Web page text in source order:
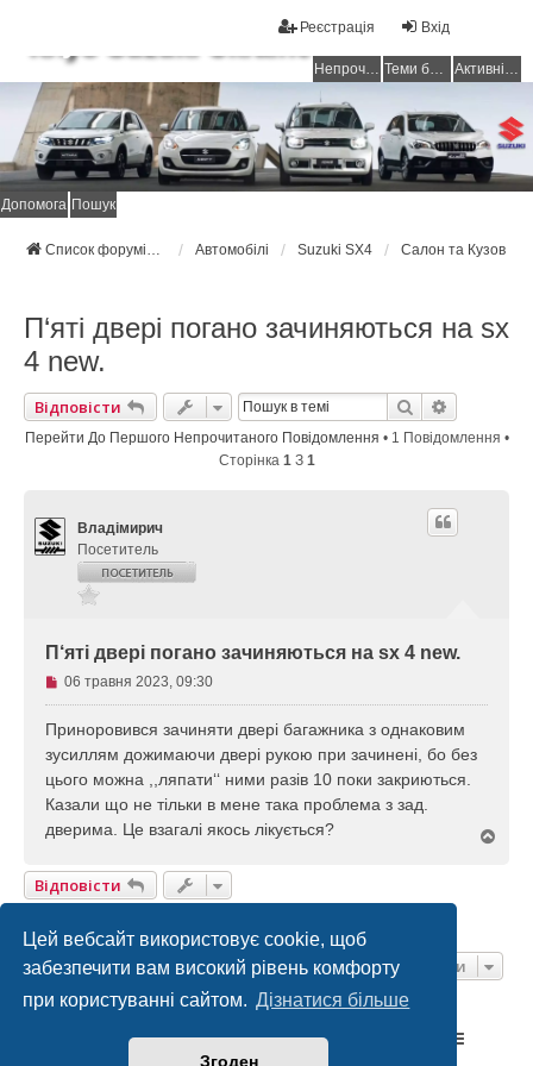
Цей вебсайт використовує cookie, щоб
забезпечити вам високий рівень комфорту
при користуванні сайтом. Дізнатися більше
Згоден
Вхід
Реєстрація
Непрочитані повідомлення Теми без відповідей Активні теми
Клуб Suzuki Ukraine
Допомога Пошук
Список форумів Suzuki Ukraine Автомобілі Suzuki SX4 Салон та Кузов
П‘яті двері погано зачиняються на sx
4 new.
Відповісти Пошук
Перейти До Першого Непрочитаного Повідомлення • 1 Повідомлення •
Сторінка 1З 1
Владімирич
Посетитель
П‘яті двері погано зачиняються на sx 4 new.
Н
е
р
о
ч
и
т
н
е
о
і
д
06 травня 2023, 09:30
Приноровився зачиняти двері багажника з однаковим
зусиллям дожимаючи двері рукою при зачинені, бо без
цього можна ,,ляпати‘‘ ними разів 10 поки закриються.
Казали що не тільки в мене така проблема з зад.
дверима. Це взагалі якось лікується?
Відповісти
Перейти
Список форумів Suzuki Ukraine Зв'язок з адміністрацією